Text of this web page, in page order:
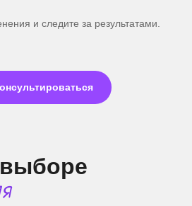
и следите за результатами.